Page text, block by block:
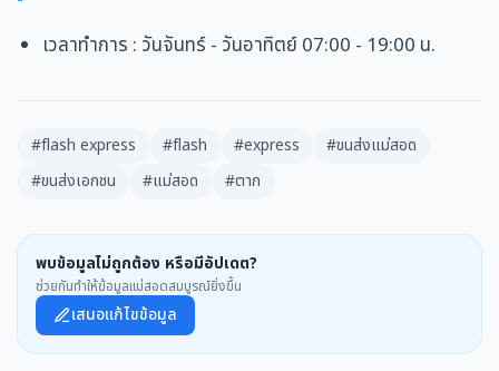
เวลาทำการ : วันจันทร์ - วันอาทิตย์ 07:00 - 19:00 น.
#flash express #flash #express
#ขนส่งแม่สอด
#ขนส่งเอกชน
#แม่สอด #ตาก
พบข้อมูลไม่ถูกต้อง หรือมีอัปเดต?
ช่วยกันทำให้ข้อมูลแม่สอดสมบูรณ์ยิ่งขึ้น
เสนอแก้ไขข้อมูล